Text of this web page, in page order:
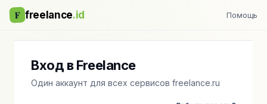
F freelance.id Помощь
Вход в Freelance
Один аккаунт для всех сервисов freelance.ru